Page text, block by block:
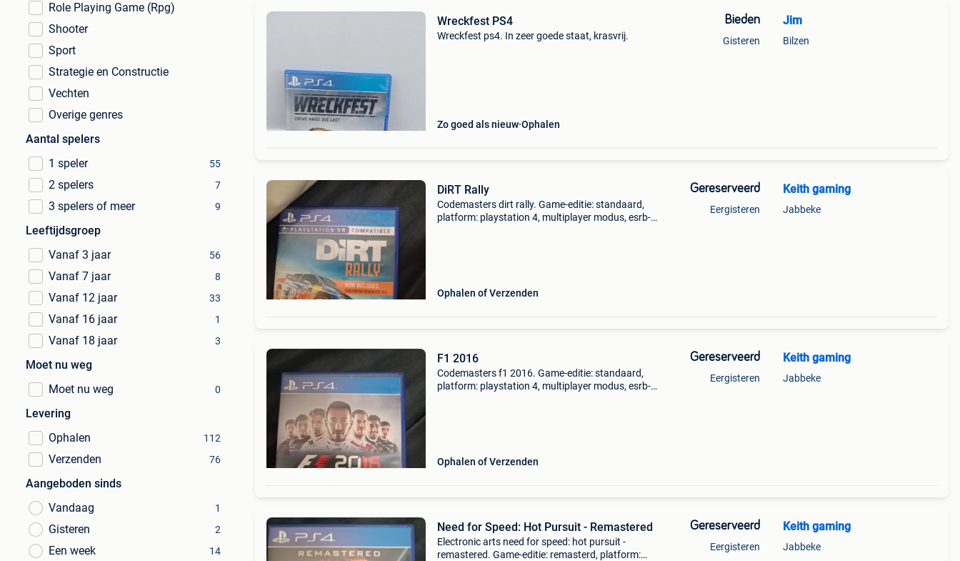
Role Playing Game (Rpg)
Shooter
Sport
Strategie en Constructie
Vechten
Overige genres
Aantal spelers
1 speler
55
2 spelers 7
3 spelers of meer 9
Leeftijdsgroep
Vanaf 3 jaar
56
Vanaf 7 jaar 8
Vanaf 12 jaar 33
Vanaf 16 jaar 1
Vanaf 18 jaar 3
Moet nu weg
Moet nu weg
0
Levering
Ophalen
112
Verzenden 76
Aangeboden sinds
Vandaag
1
Gisteren 2
Een week 14
Wreckfest PS4
Wreckfest ps4. In zeer goede staat, krasvrij.
Zo goed als nieuw Ophalen
Bieden
Gisteren
Jim
Bilzen
DiRT Rally
Codemasters dirt rally. Game-editie: standaard,
platform: playstation 4, multiplayer modus, esrb-
Ophalen of Verzenden
Gereserveerd
Eergisteren
Keith gaming
Jabbeke
F1 2016
Codemasters f1 2016. Game-editie: standaard,
platform: playstation 4, multiplayer modus, esrb-
Ophalen of Verzenden
Gereserveerd
Eergisteren
Keith gaming
Jabbeke
Need for Speed: Hot Pursuit - Remastered
Electronic arts need for speed: hot pursuit -
remastered. Game-editie: remasterd, platform:
Gereserveerd
Eergisteren
Keith gaming
Jabbeke